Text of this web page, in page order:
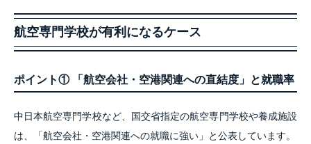
航空専門学校が有利になるケース
ポイント① 「航空会社・空港関連への直結度」と就職率
中日本航空専門学校など、国交省指定の航空専門学校や養成施設
は、「航空会社・空港関連への就職に強い」と公表しています。